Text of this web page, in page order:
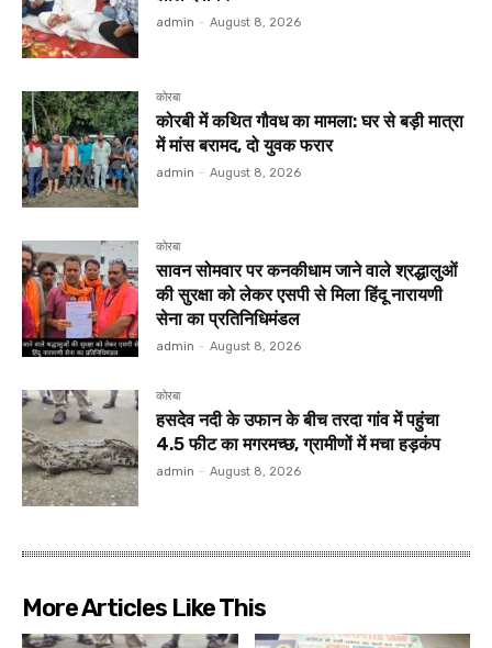
admin - August 8, 2026
कोरबा
कोरबी में कथित गौवध का मामला: घर से बड़ी मात्रा
में मांस बरामद, दो युवक फरार
admin - August 8, 2026
कोरबा
सावन सोमवार पर कनकीधाम जाने वाले श्रद्धालुओं
की सुरक्षा को लेकर एसपी से मिला हिंदू नारायणी
सेना का प्रतिनिधिमंडल
admin - August 8, 2026
कोरबा
हसदेव नदी के उफान के बीच तरदा गांव में पहुंचा
4.5 फीट का मगरमच्छ, ग्रामीणों में मचा हड़कंप
admin - August 8, 2026
More Articles Like This